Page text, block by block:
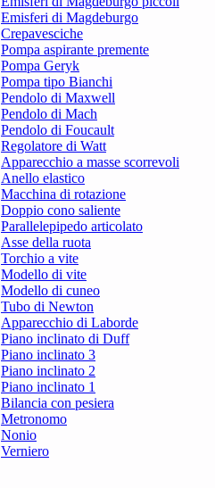
Emisferi di Magdeburgo
Crepavesciche
Pompa aspirante premente
Pompa Geryk
Pompa tipo Bianchi
Pendolo di Maxwell
Pendolo di Mach
Pendolo di Foucault
Regolatore di Watt
Apparecchio a masse scorrevoli
Anello elastico
Macchina di rotazione
Doppio cono saliente
Parallelepipedo articolato
Asse della ruota
Torchio a vite
Modello di vite
Modello di cuneo
Tubo di Newton
Apparecchio di Laborde
Piano inclinato di Duff
Piano inclinato 3
Piano inclinato 2
Piano inclinato 1
Bilancia con pesiera
Metronomo
Nonio
Verniero